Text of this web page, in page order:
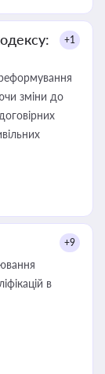
+1
зміни до
+9
в